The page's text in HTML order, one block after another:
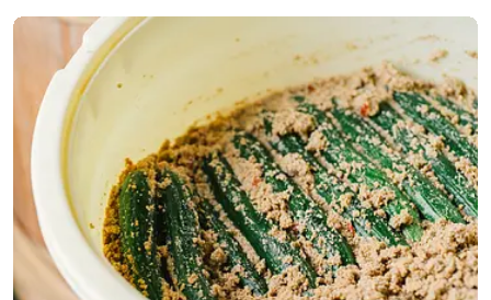
す。 ぜひ焼...